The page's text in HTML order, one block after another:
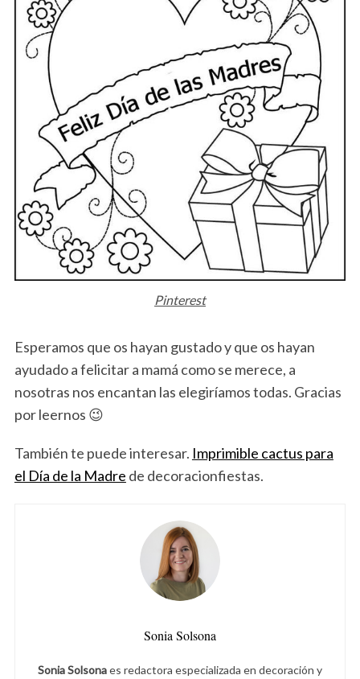
Pinterest
Esperamos que os hayan gustado y que os hayan
ayudado a felicitar a mamá como se merece, a
nosotras nos encantan las elegiríamos todas. Gracias
por leernos 😉
También te puede interesar. Imprimible cactus para
el Día de la Madre de decoracionfiestas.
Sonia Solsona
Sonia Solsonaes redactora especializada en decoración y